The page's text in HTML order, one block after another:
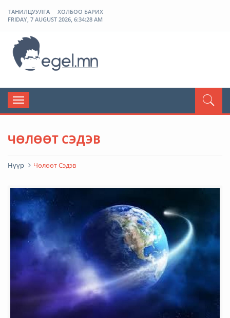
ТАНИЛЦУУЛГА
ХОЛБОО БАРИХ
FRIDAY, 7 AUGUST 2026, 6:34:28 AM
Toggle
navigation
ЧӨЛӨӨТ СЭДЭВ
Нүүр Чөлөөт Сэдэв